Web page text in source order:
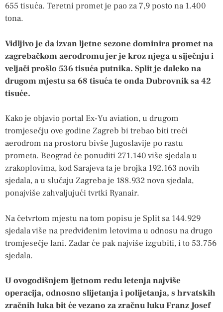
655 tisuća. Teretni promet je pao za 7,9 posto na 1.400
tona.
Vidljivo je da izvan ljetne sezone dominira promet na
zagrebačkom aerodromu jer je kroz njega u siječnju i
veljači prošlo 536 tisuća putnika. Split je daleko na
drugom mjestu sa 68 tisuća te onda Dubrovnik sa 42
tisuće.
Kako je objavio portal Ex-Yu aviation, u drugom
tromjesečju ove godine Zagreb bi trebao biti treći
aerodrom na prostoru bivše Jugoslavije po rastu
prometa. Beograd će ponuditi 271.140 više sjedala u
zrakoplovima, kod Sarajeva ta je brojka 192.163 novih
sjedala, a u slučaju Zagreba je 188.932 nova sjedala,
ponajviše zahvaljujući tvrtki Ryanair.
Na četvrtom mjestu na tom popisu je Split sa 144.929
sjedala više na predviđenim letovima u odnosu na drugo
tromjesečje lani. Zadar će pak najviše izgubiti, i to 53.756
sjedala.
U ovogodišnjem ljetnom redu letenja najviše
operacija, odnosno slijetanja i polijetanja, s hrvatskih
zračnih luka bit će vezano za zračnu luku Franz Josef